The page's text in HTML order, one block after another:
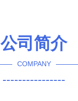
公司简介
COMPANY
----------------